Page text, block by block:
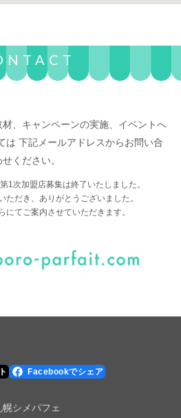
材、キャンペーンの実施、イベントへ
は 下記メールアドレスからお問い合
せください。
1次加盟店募集は終了いたしました。
ただき、ありがとうございました。
にてご案内させていただきます。
Facebookでシェア
幌シメパフェ